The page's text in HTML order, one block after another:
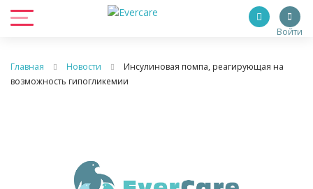
Войти
Главная Новости
Инсулиновая помпа, реагирующая на
возможность гипогликемии